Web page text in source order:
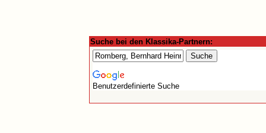
Suche bei den Klassika-Partnern:
Benutzerdefinierte Suche